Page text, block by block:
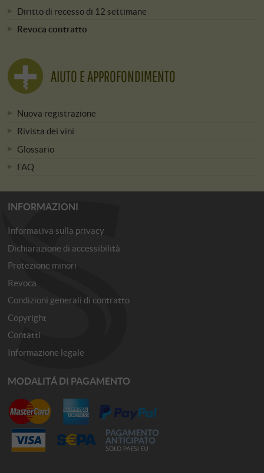
Diritto di recesso di 12 settimane
Revoca contratto
AIUTO E APPROFONDIMENTO
Nuova registrazione
Rivista dei vini
Glossario
FAQ
INFORMAZIONI
Informativa sulla privacy
Dichiarazione di accessibilità
Protezione minori
Revoca
Condizioni generali di contratto
Copyright
Contatti
Informazione legale
MODALITÁ DI PAGAMENTO